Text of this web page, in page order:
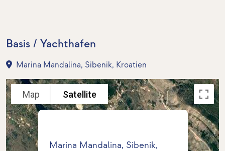
Basis / Yachthafen
Marina Mandalina, Sibenik, Kroatien
Marina Mandalina, Sibenik,
Map Satellite